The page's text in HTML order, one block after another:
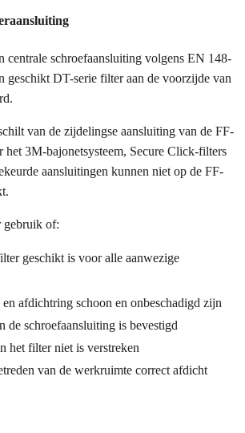
centrale schroefaansluiting volgens EN 148-
geschikt DT-serie filter aan de voorzijde van
van de zijdelingse aansluiting van de FF-
het 3M-bajonetsysteem, Secure Click-filters
aansluitingen kunnen niet op de FF-
gebruik of:
geschikt is voor alle aanwezige
afdichtring schoon en onbeschadigd zijn
schroefaansluiting is bevestigd
het filter niet is verstreken
van de werkruimte correct afdicht